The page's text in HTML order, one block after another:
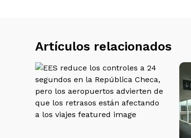
Artículos relacionados